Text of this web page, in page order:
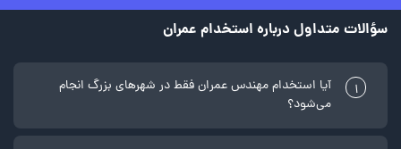
سؤالات متداول درباره استخدام عمران
1
آیا استخدام مهندس عمران فقط در شهرهای بزرگ انجام
می‌شود؟